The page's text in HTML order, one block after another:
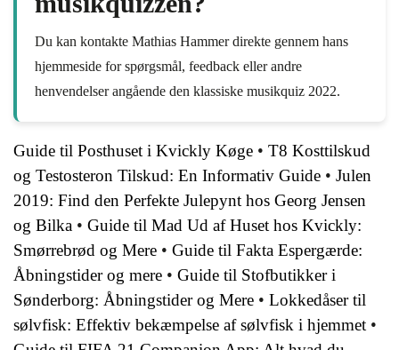
Du kan kontakte Mathias Hammer direkte gennem hans
hjemmeside for spørgsmål, feedback eller andre
henvendelser angående den klassiske musikquiz 2022.
Guide til Posthuset i Kvickly Køge • T8 Kosttilskud
og Testosteron Tilskud: En Informativ Guide • Julen
2019: Find den Perfekte Julepynt hos Georg Jensen
og Bilka • Guide til Mad Ud af Huset hos Kvickly:
Smørrebrød og Mere • Guide til Fakta Espergærde:
Åbningstider og mere • Guide til Stofbutikker i
Sønderborg: Åbningstider og Mere • Lokkedåser til
sølvfisk: Effektiv bekæmpelse af sølvfisk i hjemmet •